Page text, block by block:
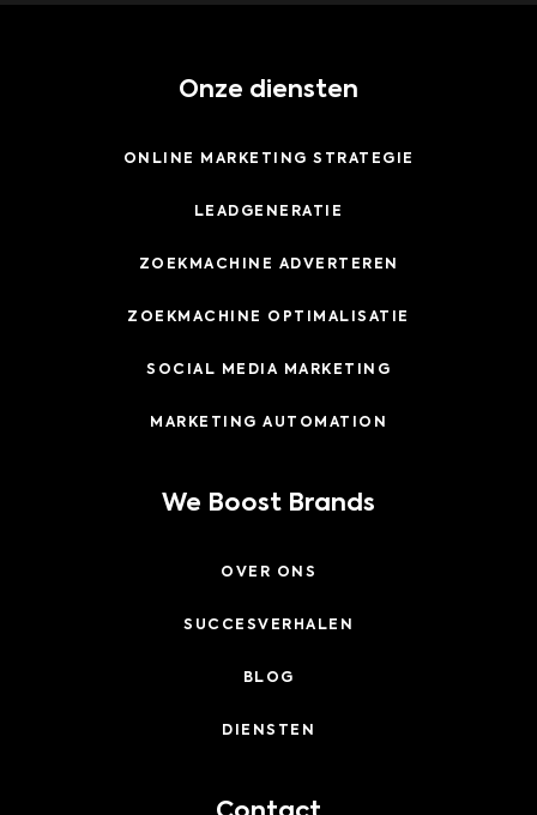
Onze diensten
ONLINE MARKETING STRATEGIE
LEADGENERATIE
ZOEKMACHINE ADVERTEREN
ZOEKMACHINE OPTIMALISATIE
SOCIAL MEDIA MARKETING
MARKETING AUTOMATION
We Boost Brands
OVER ONS
SUCCESVERHALEN
BLOG
DIENSTEN